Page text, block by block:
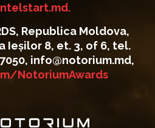
Republica Moldova,
Ieșilor 8, et. 3, of 6, tel.
info@notorium.md,
NotoriumAwards